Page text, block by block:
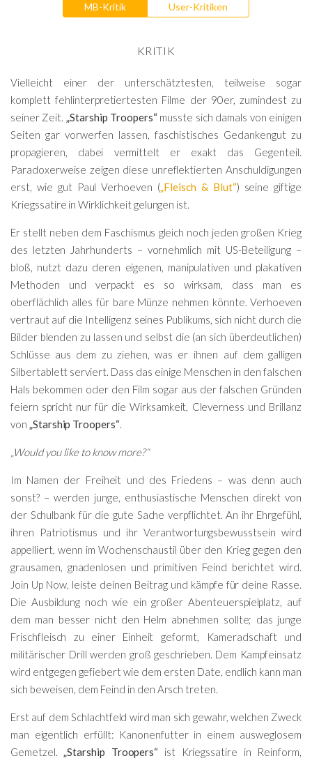
MB-Kritik User-Kritiken
KRITIK
Vielleicht einer der unterschätztesten, teilweise sogar
komplett fehlinterpretiertesten Filme der 90er, zumindest zu
seiner Zeit.
„Starship Troopers“ musste sich damals von einigen
Seiten gar vorwerfen lassen, faschistisches Gedankengut zu
propagieren, dabei vermittelt er exakt das Gegenteil.
Paradoxerweise zeigen diese unreflektierten Anschuldigungen
erst, wie gut Paul Verhoeven ( „Fleisch & Blut“) seine giftige
Kriegssatire in Wirklichkeit gelungen ist.
Er stellt neben dem Faschismus gleich noch jeden großen Krieg
des letzten Jahrhunderts – vornehmlich mit US-Beteiligung –
bloß, nutzt dazu deren eigenen, manipulativen und plakativen
Methoden und verpackt es so wirksam, dass man es
oberflächlich alles für bare Münze nehmen könnte. Verhoeven
vertraut auf die Intelligenz seines Publikums, sich nicht durch die
Bilder blenden zu lassen und selbst die (an sich überdeutlichen)
Schlüsse aus dem zu ziehen, was er ihnen auf dem galligen
Silbertablett serviert. Dass das einige Menschen in den falschen
Hals bekommen oder den Film sogar aus der falschen Gründen
feiern spricht nur für die Wirksamkeit, Cleverness und Brillanz
von „Starship Troopers“.
„Would you like to know more?“
Im Namen der Freiheit und des Friedens – was denn auch
sonst? – werden junge, enthusiastische Menschen direkt von
der Schulbank für die gute Sache verpflichtet. An ihr Ehrgefühl,
ihren Patriotismus und ihr Verantwortungsbewusstsein wird
appelliert, wenn im Wochenschaustil über den Krieg gegen den
grausamen, gnadenlosen und primitiven Feind berichtet wird.
Join Up Now, leiste deinen Beitrag und kämpfe für deine Rasse.
Die Ausbildung noch wie ein großer Abenteuerspielplatz, auf
dem man besser nicht den Helm abnehmen sollte; das junge
Frischfleisch zu einer Einheit geformt, Kameradschaft und
militärischer Drill werden groß geschrieben. Dem Kampfeinsatz
wird entgegen gefiebert wie dem ersten Date, endlich kann man
sich beweisen, dem Feind in den Arsch treten.
Erst auf dem Schlachtfeld wird man sich gewahr, welchen Zweck
man eigentlich erfüllt: Kanonenfutter in einem ausweglosem
Gemetzel.
„Starship Troopers“ ist Kriegssatire in Reinform,